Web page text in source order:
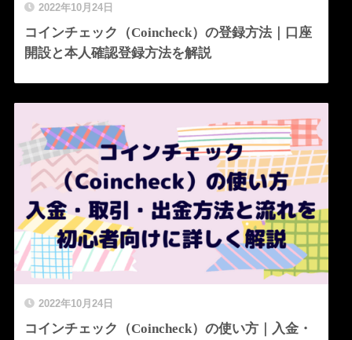
2022年10月24日
コインチェック（Coincheck）の登録方法｜口座
開設と本人確認登録方法を解説
2022年10月24日
コインチェック（Coincheck）の使い方｜入金・